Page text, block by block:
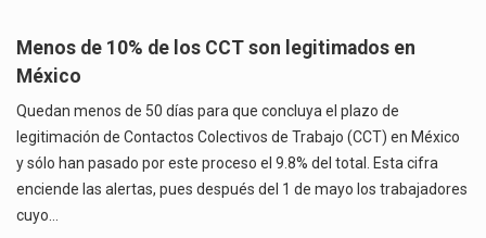
Menos de 10% de los CCT son legitimados en
México
Quedan menos de 50 días para que concluya el plazo de
legitimación de Contactos Colectivos de Trabajo (CCT) en México
y sólo han pasado por este proceso el 9.8% del total. Esta cifra
enciende las alertas, pues después del 1 de mayo los trabajadores
cuyo…